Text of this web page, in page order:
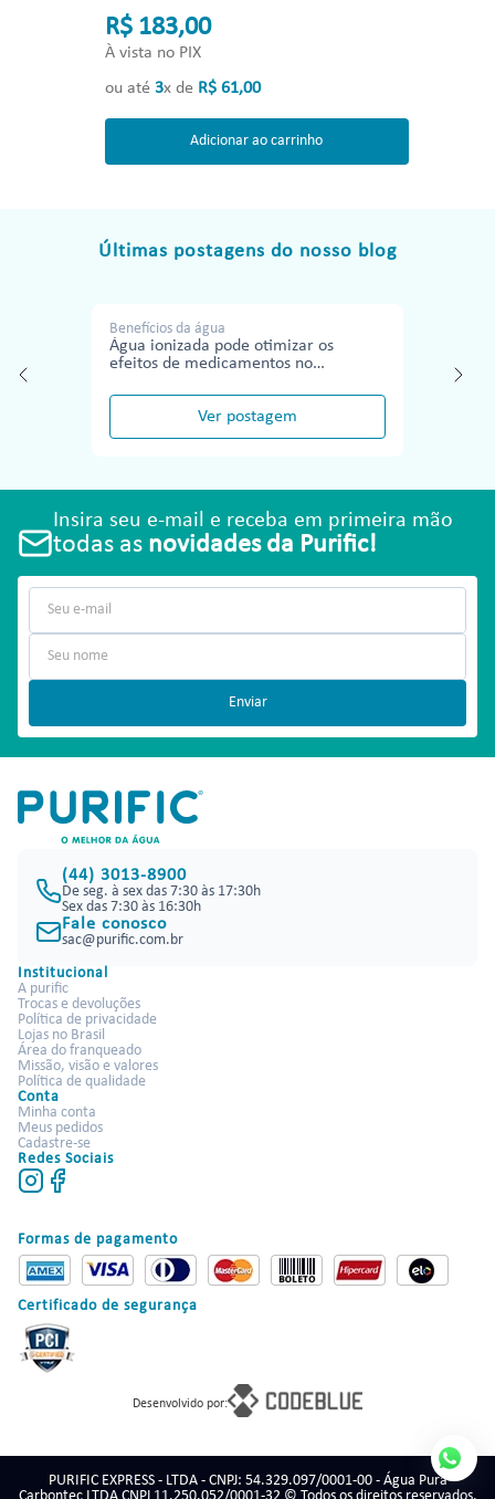
R$ 183,00
À vista no PIX
ou até 3x de R$ 61,00
Adicionar ao carrinho
Últimas postagens do nosso blog
Benefícios da água
Água ionizada pode otimizar os
efeitos de medicamentos no
Ver postagem
Insira seu e-mail e receba em primeira mão
todas as novidades da Purific!
Enviar
(44) 3013-8900
De seg. à sex das 7:30 às 17:30h
Sex das 7:30 às 16:30h
Fale conosco
sac@purific.com.br
Institucional
A purific
Trocas e devoluções
Política de privacidade
Lojas no Brasil
Área do franqueado
Missão, visão e valores
Política de qualidade
Conta
Minha conta
Meus pedidos
Cadastre-se
Redes Sociais
Formas de pagamento
Certificado de segurança
Desenvolvido por:
PURIFIC EXPRESS - LTDA - CNPJ: 54.329.097/0001-00 - Água Pura